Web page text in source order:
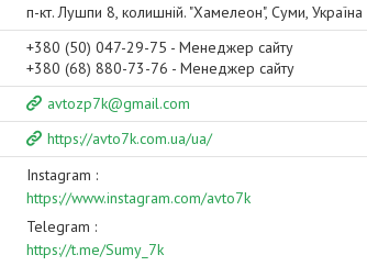
п-кт. Лушпи 8, колишній. "Хамелеон", Суми, Україна
+380 (50) 047-29-75
Менеджер сайту
+380 (68) 880-73-76
Менеджер сайту
avtozp7k@gmail.com
https://avto7k.com.ua/ua/
Instagram
https://www.instagram.com/avto7k
Telegram
https://t.me/Sumy_7k